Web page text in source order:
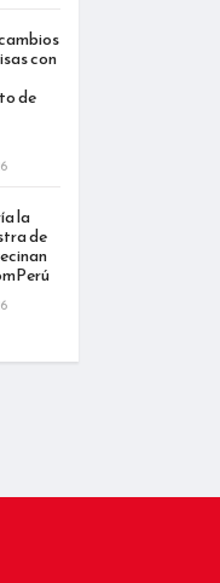
con
de
la
de